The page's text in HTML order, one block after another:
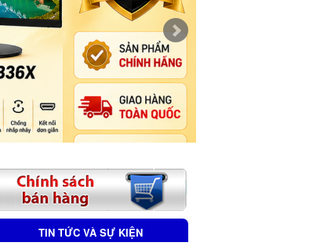
TIN TỨC VÀ SỰ KIỆN